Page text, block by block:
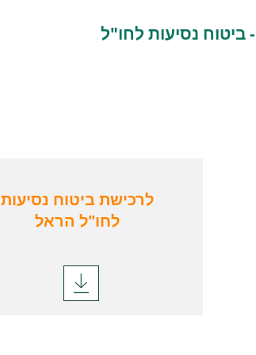
- ביטוח נסיעות לחו"ל
לרכישת ביטוח נסיעות
לחו"ל הראל